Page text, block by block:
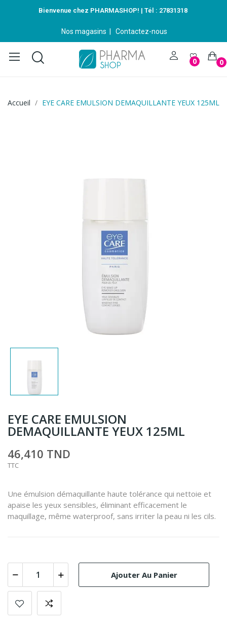
Bienvenue chez PHARMASHOP! | Tél : 27831318
Nos magasins Contactez-nous
0 0
Accueil EYE CARE EMULSION DEMAQUILLANTE YEUX 125ML
EYE CARE EMULSION
DEMAQUILLANTE YEUX 125ML
46,410 TND
TTC
Une émulsion démaquillante haute tolérance qui nettoie et
apaise les yeux sensibles, éliminant efficacement le
maquillage, même waterproof, sans irriter la peau ni les cils.
Ajouter Au Panier